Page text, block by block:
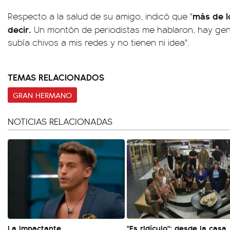
Respecto a la salud de su amigo, indicó que "más de
decir. Un montón de periodistas me hablaron, hay
subía chivos a mis redes y no tienen ni idea".
TEMAS RELACIONADOS
GRAN HERMANO
NOTICIAS RELACIONADAS